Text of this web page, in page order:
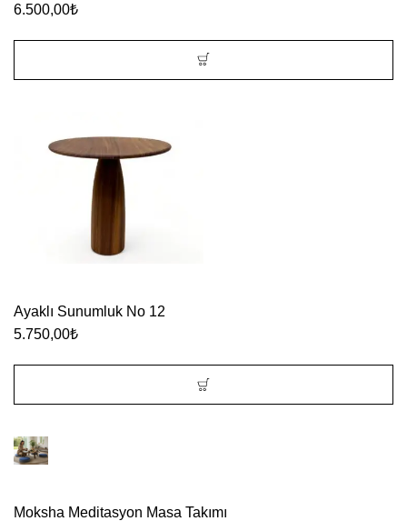
6.500,00₺
Ayaklı Sunumluk No 12
5.750,00₺
Moksha Meditasyon Masa Takımı